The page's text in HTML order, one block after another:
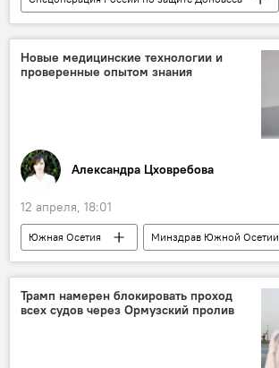
СВО
Минобороны России
Новости
Новые медицинские технологии и
проверенные опытом знания
Александра Цховребова
12 апреля, 18:01
Южная Осетия
Минздрав Южной Осетии
Интервью
Медицина Общество
Трамп намерен блокировать проход
всех судов через Ормузский пролив